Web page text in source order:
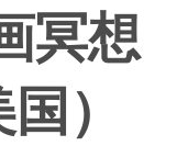
冥想
）